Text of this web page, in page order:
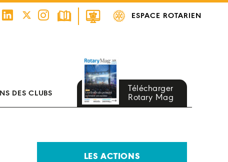
ESPACE ROTARIEN
DES CLUBS
Télécharger
Rotary Mag
LES ACTIONS